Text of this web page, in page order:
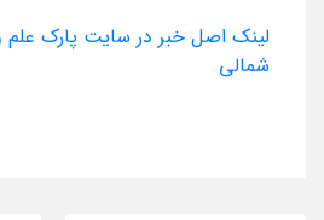
لینک اصل خبر در سایت پارک علم
شمالی